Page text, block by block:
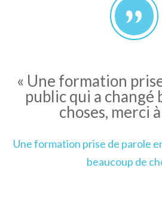
« Une formation
public qui a changé
choses, merci
Une formation prise de parole
beaucoup de